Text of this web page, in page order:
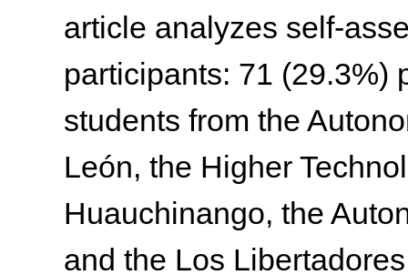
article analyzes self-
participants: 71 (29.3%)
students from the
León, the Higher
Huauchinango, the
and the Los